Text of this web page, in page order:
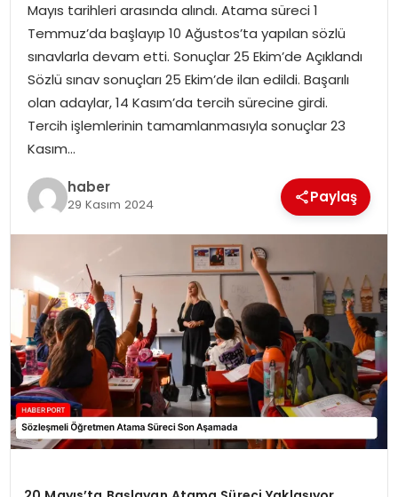
MAGAZIN
TEKNOLOJI
Mayıs tarihleri arasında alındı. Atama süreci 1
Temmuz’da başlayıp 10 Ağustos’ta yapılan sözlü
sınavlarla devam etti. Sonuçlar 25 Ekim’de Açıklandı
Sözlü sınav sonuçları 25 Ekim’de ilan edildi. Başarılı
olan adaylar, 14 Kasım’da tercih sürecine girdi.
Tercih işlemlerinin tamamlanmasıyla sonuçlar 23
Kasım…
haber
29 Kasım 2024 Paylaş